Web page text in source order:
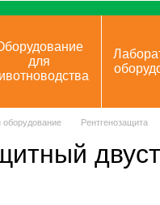
для
оборудование Рентгенозащита